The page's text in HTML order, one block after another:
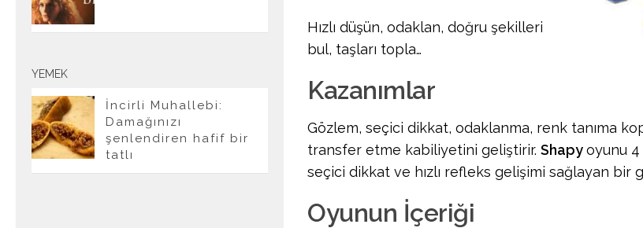
Hızlı düşün, odaklan, doğru şekilleri
bul, taşları topla…
Kazanımlar
Gözlem, seçici dikkat, odaklanma, renk tanıma
transfer etme kabiliyetini geliştirir. Shapyoyunu
seçici dikkat ve hızlı refleks gelişimi sağlayan bir
Oyunun İçeriği
YEMEK
İncirli Muhallebi:
Damağınızı
şenlendiren hafif bir
tatlı